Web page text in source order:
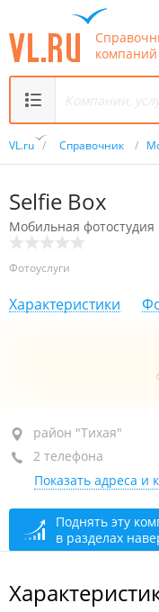
компаний
VL.ru / Справочник /
Selfie Box
Мобильная фотостудия
Фотоуслуги
Характеристики
район "Тихая", ул.
+7 914 729-15-30
+7 984 191-00-07
сегодня закрыто
район "Тихая"
2 телефона
Показать адреса и
Поднять эту
в разделах